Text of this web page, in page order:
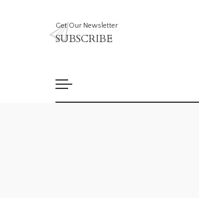
Get Our Newsletter
SUBSCRIBE